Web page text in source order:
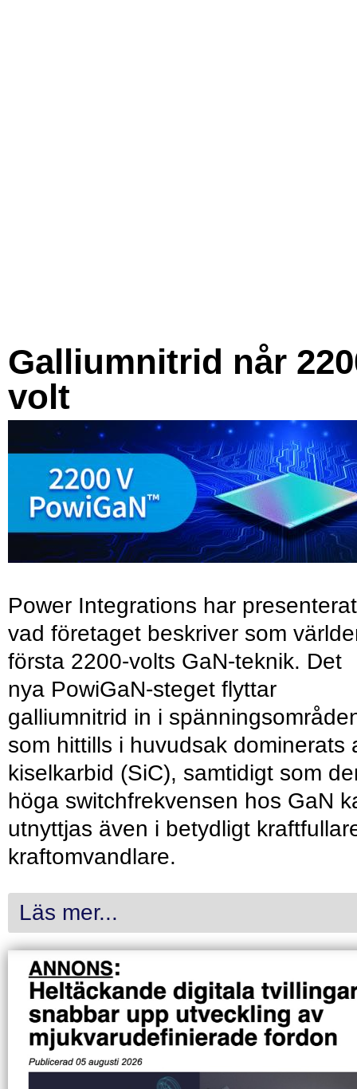
Galliumnitrid når
volt
Power Integrations har presenterat
vad företaget beskriver som
första 2200-volts GaN-teknik. Det
nya PowiGaN-steget flyttar
galliumnitrid in i
som hittills i huvudsak dominerats
kiselkarbid (SiC), samtidigt som
höga switchfrekvensen hos GaN
utnyttjas även i betydligt
kraftomvandlare.
Läs mer...